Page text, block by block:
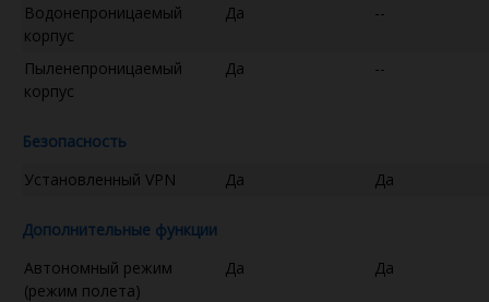
Водонепроницаемый
корпус
Да --
Пыленепроницаемый
корпус
Да --
Безопасность
Установленный VPN
Да Да
Дополнительные функции
Автономный режим
(режим полета)
Да Да